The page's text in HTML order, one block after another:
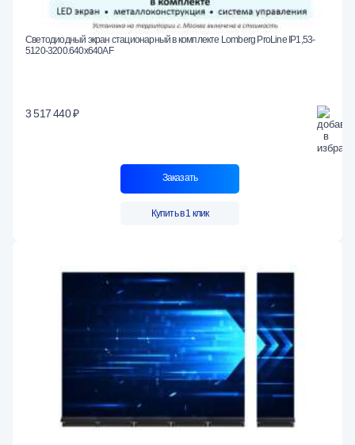
Светодиодный экран стационарный в комплекте Lomberg ProLine IP1,53-
5120-3200.640x640AF
3 517 440 ₽
Заказать
Купить в 1 клик